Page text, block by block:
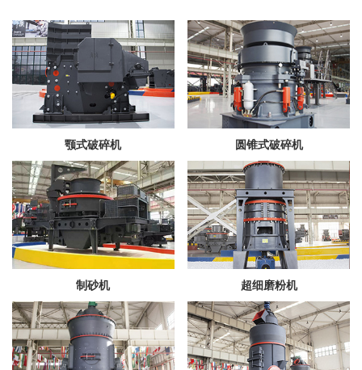
颚式破碎机 圆锥式破碎机
制砂机 超细磨粉机